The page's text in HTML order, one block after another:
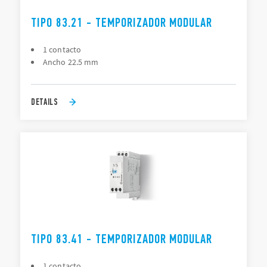
TIPO 83.21 - TEMPORIZADOR MODULAR
1 contacto
Ancho 22.5 mm
DETAILS
TIPO 83.41 - TEMPORIZADOR MODULAR